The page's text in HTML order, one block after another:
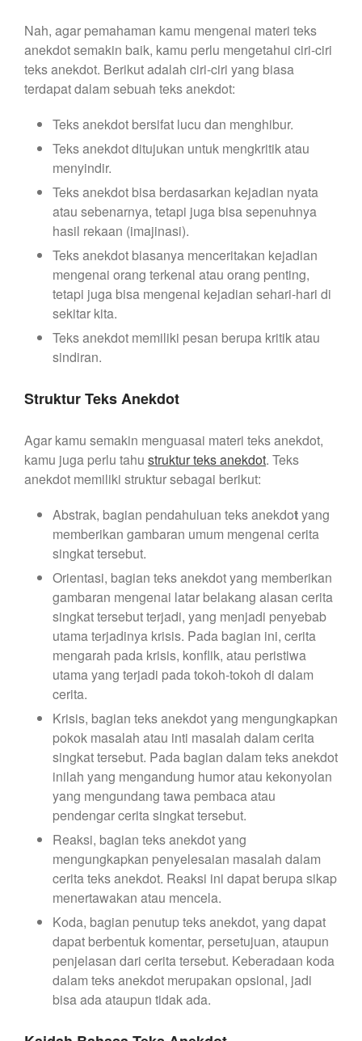
Nah, agar pemahaman kamu mengenai materi teks
anekdot semakin baik, kamu perlu mengetahui ciri-ciri
teks anekdot. Berikut adalah ciri-ciri yang biasa
terdapat dalam sebuah teks anekdot:
Teks anekdot bersifat lucu dan menghibur.
Teks anekdot ditujukan untuk mengkritik atau
menyindir.
Teks anekdot bisa berdasarkan kejadian nyata
atau sebenarnya, tetapi juga bisa sepenuhnya
hasil rekaan (imajinasi).
Teks anekdot biasanya menceritakan kejadian
mengenai orang terkenal atau orang penting,
tetapi juga bisa mengenai kejadian sehari-hari di
sekitar kita.
Teks anekdot memiliki pesan berupa kritik atau
sindiran.
Struktur Teks Anekdot
Agar kamu semakin menguasai materi teks anekdot,
kamu juga perlu tahu struktur teks anekdot. Teks
anekdot memiliki struktur sebagai berikut:
Abstrak, bagian pendahuluan teks anekdotyang
memberikan gambaran umum mengenai cerita
singkat tersebut.
Orientasi, bagian teks anekdot yang memberikan
gambaran mengenai latar belakang alasan cerita
singkat tersebut terjadi, yang menjadi penyebab
utama terjadinya krisis. Pada bagian ini, cerita
mengarah pada krisis, konflik, atau peristiwa
utama yang terjadi pada tokoh-tokoh di dalam
cerita.
Krisis, bagian teks anekdot yang mengungkapkan
pokok masalah atau inti masalah dalam cerita
singkat tersebut. Pada bagian dalam teks anekdot
inilah yang mengandung humor atau kekonyolan
yang mengundang tawa pembaca atau
pendengar cerita singkat tersebut.
Reaksi, bagian teks anekdot yang
mengungkapkan penyelesaian masalah dalam
cerita teks anekdot. Reaksi ini dapat berupa sikap
menertawakan atau mencela.
Koda, bagian penutup teks anekdot, yang dapat
dapat berbentuk komentar, persetujuan, ataupun
penjelasan dari cerita tersebut. Keberadaan koda
dalam teks anekdot merupakan opsional, jadi
bisa ada ataupun tidak ada.